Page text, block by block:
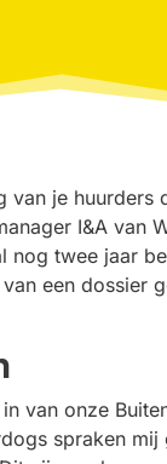
van je huurders
I&A van
nog twee jaar
een dossier
van onze
spraken